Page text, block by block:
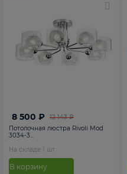
12 143 ₽
8 500 ₽
Потолочная люстра Rivoli Mod
3034-3...
На складе 1 шт
В корзину